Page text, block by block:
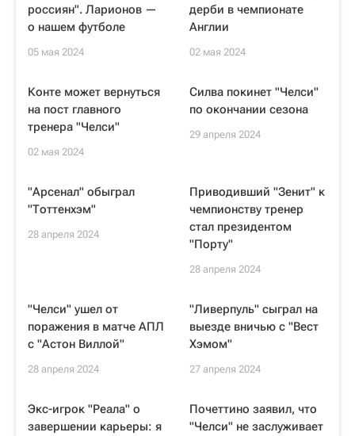
россиян". Ларионов —
о нашем футболе
05 мая 2024
дерби в чемпионате
Англии
02 мая 2024
Конте может вернуться
на пост главного
тренера "Челси"
02 мая 2024
Силва покинет "Челси"
по окончании сезона
29 апреля 2024
"Арсенал" обыграл
"Тоттенхэм"
28 апреля 2024
Приводивший "Зенит" к
чемпионству тренер
стал президентом
"Порту"
28 апреля 2024
"Челси" ушел от
поражения в матче АПЛ
с "Астон Виллой"
28 апреля 2024
"Ливерпуль" сыграл на
выезде вничью с "Вест
Хэмом"
27 апреля 2024
Экс-игрок "Реала" о
завершении карьеры: я
Почеттино заявил, что
"Челси" не заслуживает